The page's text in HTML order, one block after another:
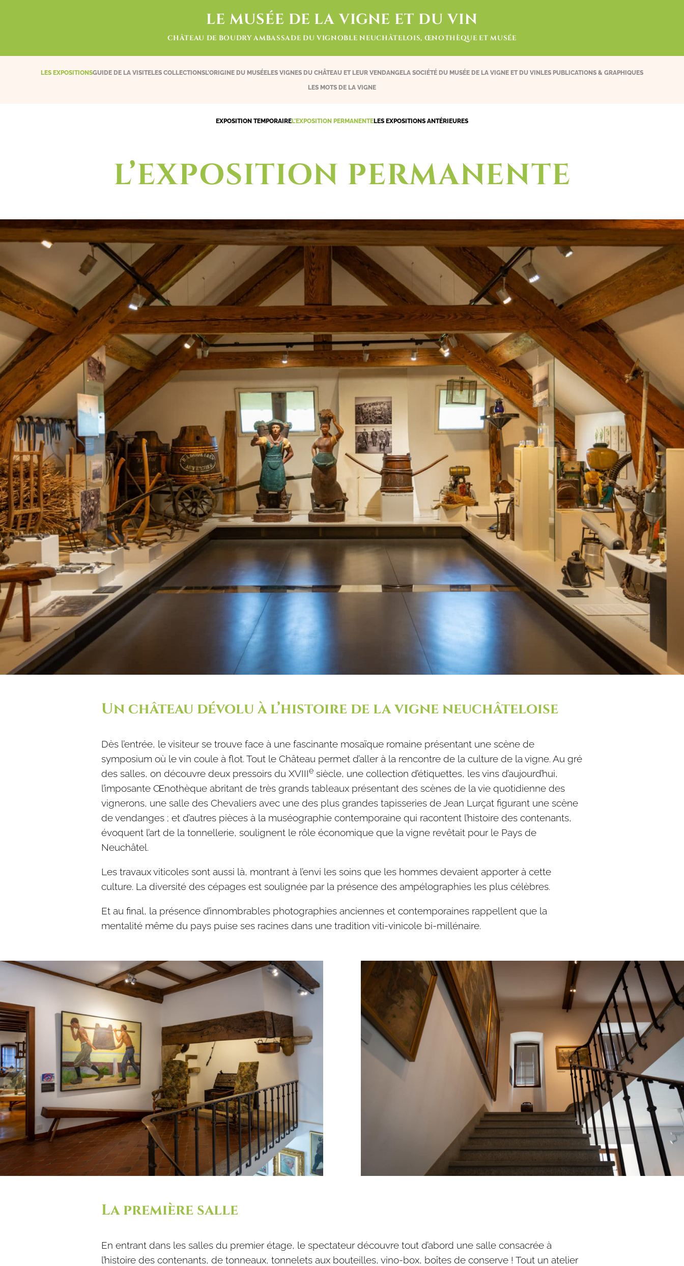
LE MUSÉE DE LA VIGNE ET DU VIN
CHÂTEAU DE BOUDRY AMBASSADE DU VIGNOBLE NEUCHÂTELOIS, ŒNOTHÈQUE ET MUSÉE
LES EXPOSITIONSGUIDE DE LA VISITELES COLLECTIONSL’ORIGINE DU MUSÉELES VIGNES DU CHÂTEAU ET LEUR VENDANGELA SOCIÉTÉ DU MUSÉE DE LA VIGNE ET DU VINLES PUBLICATIONS & GRAPHIQUES
LES MOTS DE LA VIGNE
EXPOSITION TEMPORAIREL’EXPOSITION PERMANENTELES EXPOSITIONS ANTÉRIEURES
L’EXPOSITION PERMANENTE
Un château dévolu à l’histoire de la vigne neuchâteloise
Dès l’entrée, le visiteur se trouve face à une fascinante mosaïque romaine présentant une scène de
symposium où le vin coule à flot. Tout le Château permet d’aller à la rencontre de la culture de la vigne. Au gré
des salles, on découvre deux pressoirs du XVIIIe siècle, une collection d’étiquettes, les vins d’aujourd’hui,
l’imposante Œnothèque abritant de très grands tableaux présentant des scènes de la vie quotidienne des
vignerons, une salle des Chevaliers avec une des plus grandes tapisseries de Jean Lurçat figurant une scène
de vendanges ; et d’autres pièces à la muséographie contemporaine qui racontent l’histoire des contenants,
évoquent l’art de la tonnellerie, soulignent le rôle économique que la vigne revêtait pour le Pays de
Neuchâtel.
Les travaux viticoles sont aussi là, montrant à l’envi les soins que les hommes devaient apporter à cette
culture. La diversité des cépages est soulignée par la présence des ampélographies les plus célèbres.
Et au final, la présence d’innombrables photographies anciennes et contemporaines rappellent que la
mentalité même du pays puise ses racines dans une tradition viti-vinicole bi-millénaire.
La première salle
En entrant dans les salles du premier étage, le spectateur découvre tout d’abord une salle consacrée à
l’histoire des contenants, de tonneaux, tonnelets aux bouteilles, vino-box, boîtes de conserve ! Tout un atelier